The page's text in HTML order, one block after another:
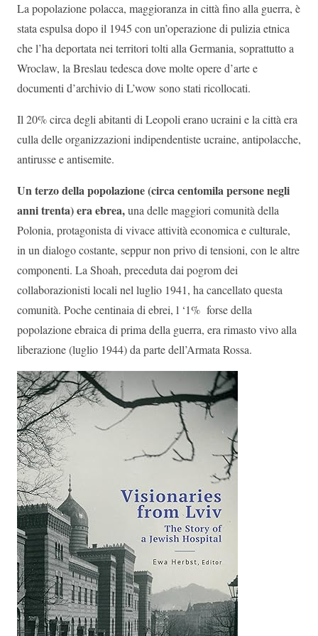
La popolazione polacca, maggioranza in città fino alla guerra, è
stata espulsa dopo il 1945 con un’operazione di pulizia etnica
che l’ha deportata nei territori tolti alla Germania, soprattutto a
Wroclaw, la Breslau tedesca dove molte opere d’arte e
documenti d’archivio di L’wow sono stati ricollocati.
Il 20% circa degli abitanti di Leopoli erano ucraini e la città era
culla delle organizzazioni indipendentiste ucraine, antipolacche,
antirusse e antisemite.
Un terzo della popolazione (circa centomila persone negli
anni trenta) era ebrea,una delle maggiori comunità della
Polonia, protagonista di vivace attività economica e culturale,
in un dialogo costante, seppur non privo di tensioni, con le altre
componenti. La Shoah, preceduta dai pogrom dei
collaborazionisti locali nel luglio 1941, ha cancellato questa
comunità. Poche centinaia di ebrei, l ‘1% forse della
popolazione ebraica di prima della guerra, era rimasto vivo alla
liberazione (luglio 1944) da parte dell’Armata Rossa.